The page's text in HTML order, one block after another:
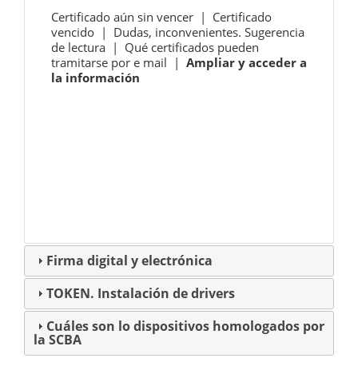
Certificado aún sin vencer | Certificado
vencido | Dudas, inconvenientes. Sugerencia
de lectura | Qué certificados pueden
tramitarse por e mail | Ampliar y acceder a
la información
Firma digital y electrónica
TOKEN. Instalación de drivers
Cuáles son lo dispositivos homologados por
la SCBA